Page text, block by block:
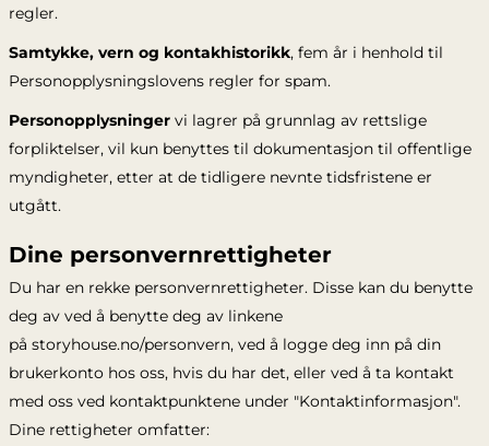
regler.
Samtykke, vern og kontakhistorikk, fem år i henhold til
Personopplysningslovens regler for spam.
Personopplysningervi lagrer på grunnlag av rettslige
forpliktelser, vil kun benyttes til dokumentasjon til offentlige
myndigheter, etter at de tidligere nevnte tidsfristene er
utgått.
Dine personvernrettigheter
Du har en rekke personvernrettigheter. Disse kan du benytte
deg av ved å benytte deg av linkene
på storyhouse.no/personvern, ved å logge deg inn på din
brukerkonto hos oss, hvis du har det, eller ved å ta kontakt
med oss ved kontaktpunktene under "Kontaktinformasjon".
Dine rettigheter omfatter: